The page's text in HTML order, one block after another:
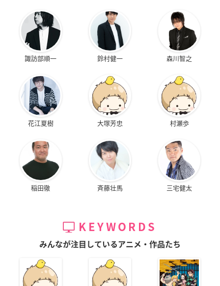
諏訪部順一 鈴村健一 森川智之
花江夏樹 大塚芳忠 村瀬歩
稲田徹 斉藤壮馬 三宅健太
KEYWORDS
みんなが注目しているアニメ・作品たち